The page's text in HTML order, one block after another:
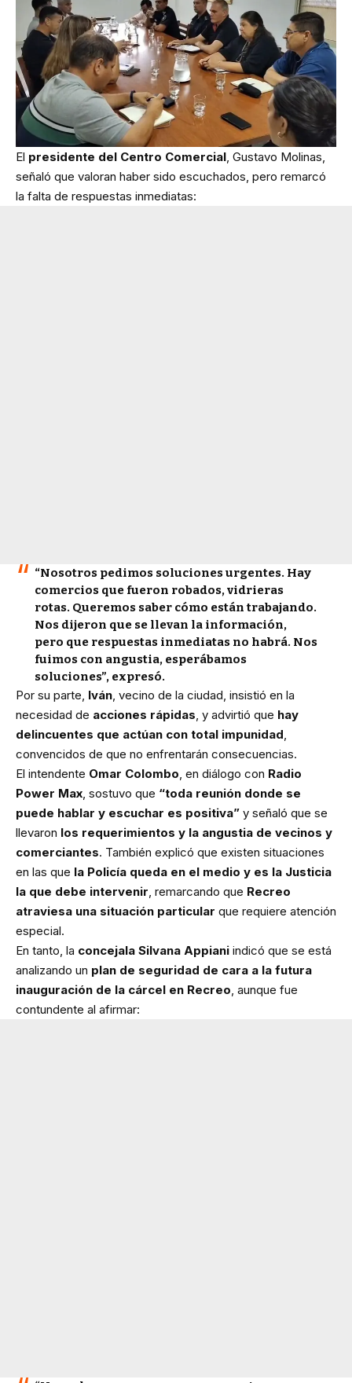
El presidente del Centro Comercial, Gustavo Molinas,
señaló que valoran haber sido escuchados, pero remarcó
la falta de respuestas inmediatas:
“Nosotros pedimos soluciones urgentes. Hay
comercios que fueron robados, vidrieras
rotas. Queremos saber cómo están trabajando.
Nos dijeron que se llevan la información,
pero que respuestas inmediatas no habrá. Nos
fuimos con angustia, esperábamos
soluciones”, expresó.
Por su parte, Iván, vecino de la ciudad, insistió en la
necesidad de acciones rápidas, y advirtió que hay
delincuentes que actúan con total impunidad,
convencidos de que no enfrentarán consecuencias.
El intendente Omar Colombo, en diálogo con Radio
Power Max, sostuvo que “toda reunión donde se
puede hablar y escuchar es positiva” y señaló que se
llevaron los requerimientos y la angustia de vecinos y
comerciantes. También explicó que existen situaciones
en las que la Policía queda en el medio y es la Justicia
la que debe intervenir, remarcando que Recreo
atraviesa una situación particular que requiere atención
especial.
En tanto, la concejala Silvana Appiani indicó que se está
analizando un plan de seguridad de cara a la futura
inauguración de la cárcel en Recreo, aunque fue
contundente al afirmar: